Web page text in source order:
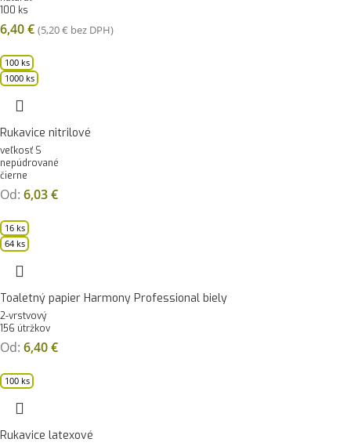
100 ks
6,40€ (5,20€ bez DPH)
100 ks
1000 ks
Rukavice nitrilové
veľkosť S
nepúdrované
čierne
Od: 6,03€
16 ks
64 ks
Toaletný papier Harmony Professional biely
2-vrstvový
156 útržkov
Od: 6,40€
100 ks
Rukavice latexové